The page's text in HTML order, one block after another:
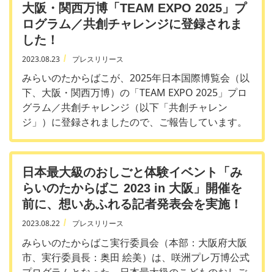
大阪・関西万博「TEAM EXPO 2025」プ
ログラム／共創チャレンジに登録されま
した！
2023.08.23 プレスリリース
みらいのたからばこが、2025年日本国際博覧会（以
下、大阪・関西万博）の「TEAM EXPO 2025」プロ
グラム／共創チャレンジ（以下「共創チャレン
ジ」）に登録されましたので、ご報告しています。
日本最大級のおしごと体験イベント「み
らいのたからばこ 2023 in 大阪」開催を
前に、想いあふれる記者発表会を実施！
2023.08.22 プレスリリース
みらいのたからばこ実行委員会（本部：大阪府大阪
市、実行委員長：奥田 絵美）は、咲洲プレ万博公式